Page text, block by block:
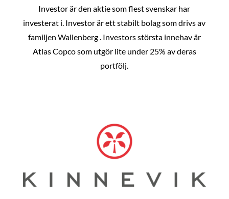
Investor är den aktie som flest svenskar har
investerat i. Investor är ett stabilt bolag som drivs av
familjen Wallenberg . Investors största innehav är
Atlas Copco som utgör lite under 25% av deras
portfölj.